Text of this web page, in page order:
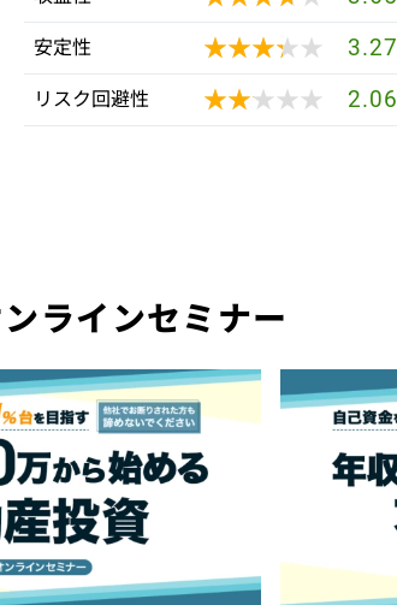
安定性 ★★★★★
★★★★★ 3.27
リスク回避性 ★★★★★
★★★★★ 2.06
ラインセミナー